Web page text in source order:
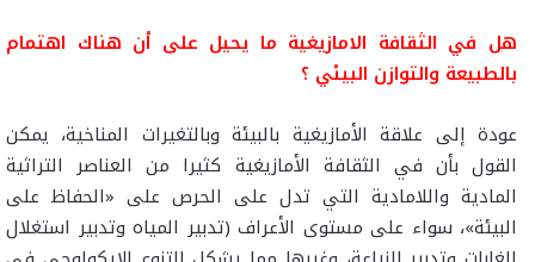
هل في الثقافة الامازيغية ما يحيل على أن هناك اهتمام
بالطبيعة والتوازن البيئي ؟
عودة إلى علاقة الأمازيغية بالبيئة وبالتغيرات المناخية، يمكن
القول بأن في الثقافة الأمازيغية كثيرا من العناصر التراثية
المادية واللامادية التي تدل على الحرص على «الحفاظ على
البيئة»، سواء على مستوى الأعراف (تدبير المياه وتدبير استغلال